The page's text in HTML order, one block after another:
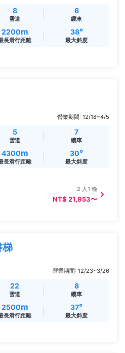
8
雪道
6
纜車
2200m
長滑行距離
38°
最大斜度
營業期間: 12/18~4/5
5
雪道
7
纜車
4300m
長滑行距離
30°
最大斜度
2 人1 晚
NT$ 21,953〜
梯
營業期間: 12/23~3/26
22
雪道
8
纜車
2500m
長滑行距離
37°
最大斜度